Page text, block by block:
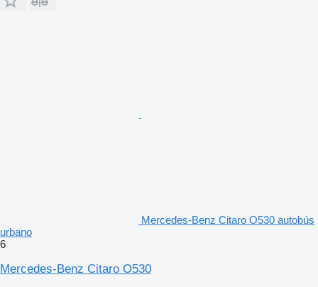
Mercedes-Benz Citaro O530 autobús
urbano
6
Mercedes-Benz Citaro O530